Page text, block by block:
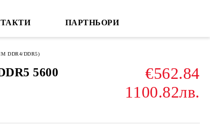
ПАРТНЬОРИ
DDR4/DDR5)
5600
€562.84
1100.82лв.